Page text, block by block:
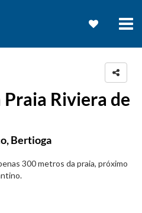
Riviera de
Bertioga
300 metros da praia, próximo